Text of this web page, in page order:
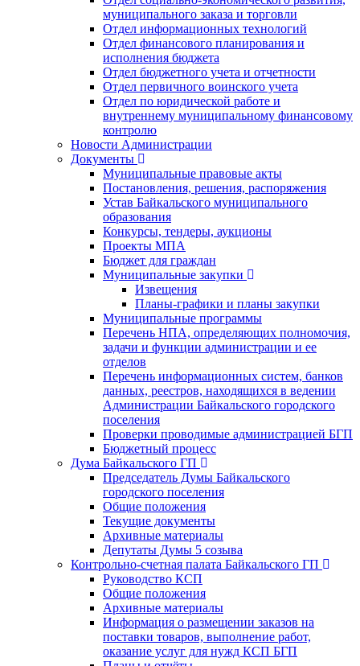
муниципального заказа и торговли
Отдел информационных технологий
Отдел финансового планирования и
исполнения бюджета
Отдел бюджетного учета и отчетности
Отдел первичного воинского учета
Отдел по юридической работе и
внутреннему муниципальному финансовому
контролю
Новости Администрации
Документы
Муниципальные правовые акты
Постановления, решения, распоряжения
Устав Байкальского муниципального
образования
Конкурсы, тендеры, аукционы
Проекты МПА
Бюджет для граждан
Муниципальные закупки
Извещения
Планы-графики и планы закупки
Муниципальные программы
Перечень НПА, определяющих полномочия,
задачи и функции администрации и ее
отделов
Перечень информационных систем, банков
данных, реестров, находящихся в ведении
Администрации Байкальского городского
поселения
Проверки проводимые администрацией БГП
Бюджетный процесс
Дума Байкальского ГП
Председатель Думы Байкальского
городского поселения
Общие положения
Текущие документы
Архивные материалы
Депутаты Думы 5 созыва
Контрольно-счетная палата Байкальского ГП
Руководство КСП
Общие положения
Архивные материалы
Информация о размещении заказов на
поставки товаров, выполнение работ,
оказание услуг для нужд КСП БГП